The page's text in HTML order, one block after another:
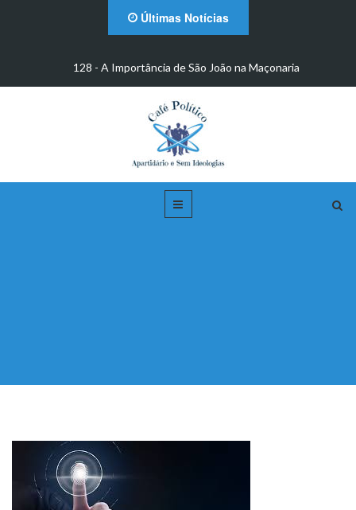
Últimas Notícias
128 - A Importância de São João na Maçonaria